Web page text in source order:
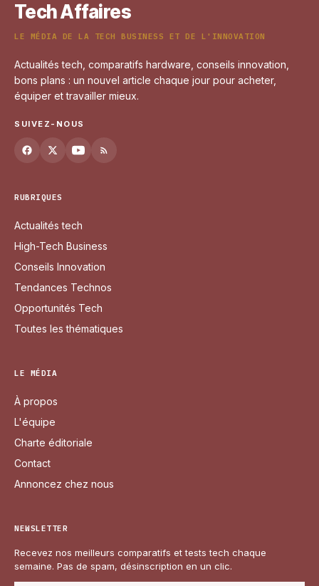
Tech Affaires
LE MÉDIA DE LA TECH BUSINESS ET DE L'INNOVATION
Actualités tech, comparatifs hardware, conseils innovation,
bons plans : un nouvel article chaque jour pour acheter,
équiper et travailler mieux.
SUIVEZ-NOUS
RUBRIQUES
Actualités tech
High-Tech Business
Conseils Innovation
Tendances Technos
Opportunités Tech
Toutes les thématiques
LE MÉDIA
À propos
L'équipe
Charte éditoriale
Contact
Annoncez chez nous
NEWSLETTER
Recevez nos meilleurs comparatifs et tests tech chaque
semaine. Pas de spam, désinscription en un clic.